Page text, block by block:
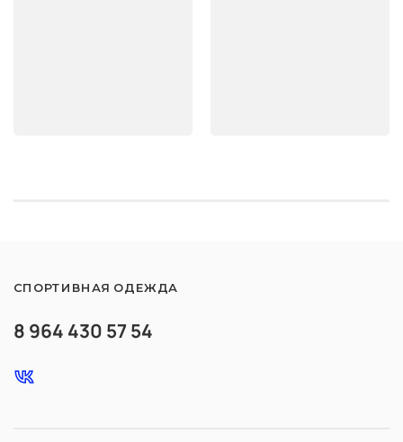
8 964 430 57 54
СПОРТИВНАЯ ОДЕЖДА